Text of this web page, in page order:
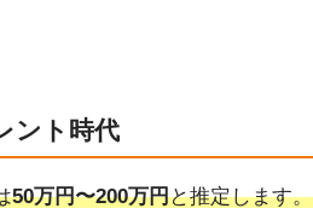
ント時代
50万円〜200万円と推定します。